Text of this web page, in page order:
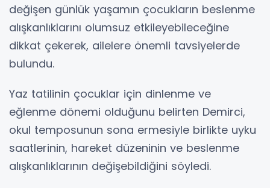
değişen günlük yaşamın çocukların beslenme
alışkanlıklarını olumsuz etkileyebileceğine
dikkat çekerek, ailelere önemli tavsiyelerde
bulundu.
Yaz tatilinin çocuklar için dinlenme ve
eğlenme dönemi olduğunu belirten Demirci,
okul temposunun sona ermesiyle birlikte uyku
saatlerinin, hareket düzeninin ve beslenme
alışkanlıklarının değişebildiğini söyledi.